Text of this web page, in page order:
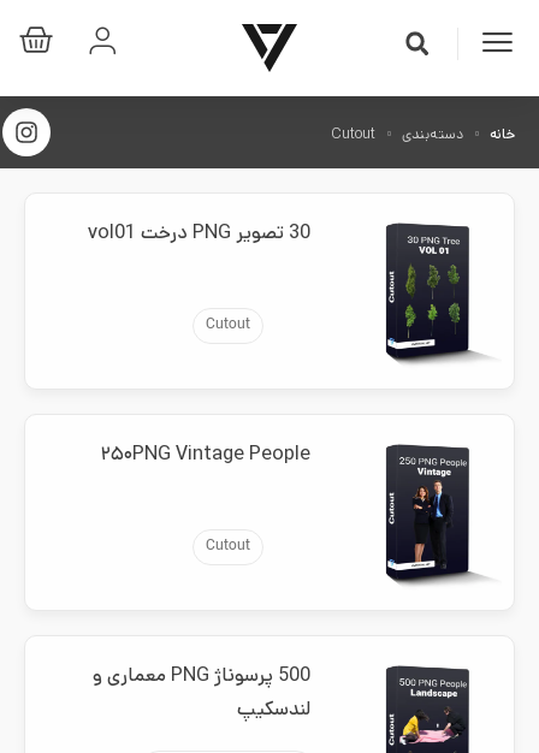
خانه دسته‌بندی
30 تصویر PNG درخت vol01
Cutout
۲۵۰PNG Vintage People
Cutout
500 پرسوناژ PNG معماری و
لندسکیپ